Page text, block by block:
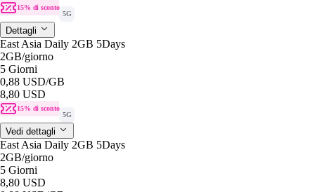
15% di sconto
5G
Dettagli
East Asia Daily 2GB 5Days
2GB/giorno
5 Giorni
0,88 USD/GB
8,80 USD
15% di sconto
5G
Vedi dettagli
East Asia Daily 2GB 5Days
2GB/giorno
5 Giorni
8,80 USD